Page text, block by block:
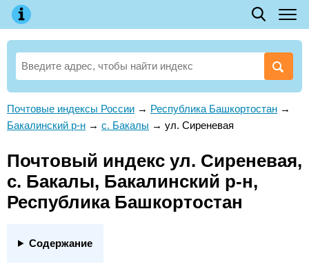
Почтовые индексы России → Республика Башкортостан →
Бакалинский р-н → с. Бакалы → ул. Сиреневая
Почтовый индекс ул. Сиреневая,
с. Бакалы, Бакалинский р-н,
Республика Башкортостан
Содержание